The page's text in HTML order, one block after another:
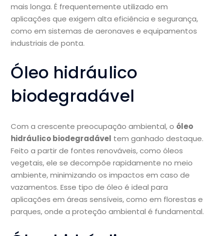
mais longa. É frequentemente utilizado em
aplicações que exigem alta eficiência e segurança,
como em sistemas de aeronaves e equipamentos
industriais de ponta.
Óleo hidráulico
biodegradável
Com a crescente preocupação ambiental, o óleo
hidráulico biodegradável tem ganhado destaque.
Feito a partir de fontes renováveis, como óleos
vegetais, ele se decompõe rapidamente no meio
ambiente, minimizando os impactos em caso de
vazamentos. Esse tipo de óleo é ideal para
aplicações em áreas sensíveis, como em florestas e
parques, onde a proteção ambiental é fundamental.